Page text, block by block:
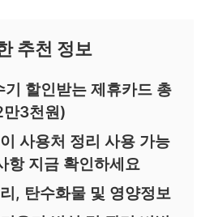
추천 정보
기 할인받는 제휴카드 총
만3천원)
사용처 정리 사용 가능
항 지금 확인하세요
, 탄수화물 및 영양정보